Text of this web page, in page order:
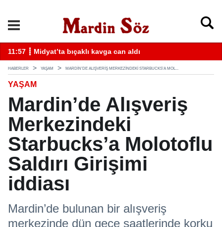
11:57 ┋ Midyat’ta bıçaklı kavga can aldı
HABERLER YAŞAM MARDIN’DE ALIŞVERIŞ MERKEZINDEKI STARBUCKS’A MOL...
YAŞAM
Mardin’de Alışveriş
Merkezindeki
Starbucks’a Molotoflu
Saldırı Girişimi
iddiası
Mardin’de bulunan bir alışveriş
merkezinde dün gece saatlerinde korku